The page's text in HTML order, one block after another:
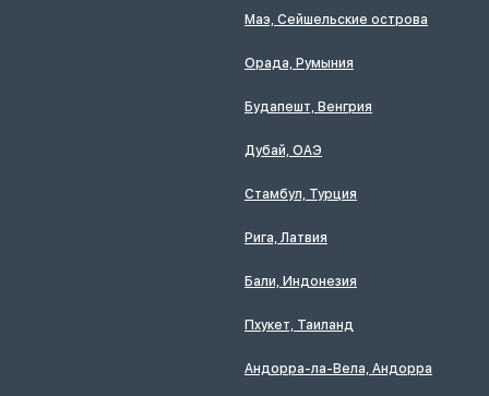
Маэ, Сейшельские острова
Орада, Румыния
Будапешт, Венгрия
Дубай, ОАЭ
Стамбул, Турция
Рига, Латвия
Бали, Индонезия
Пхукет, Таиланд
Андорра-ла-Вела, Андорра